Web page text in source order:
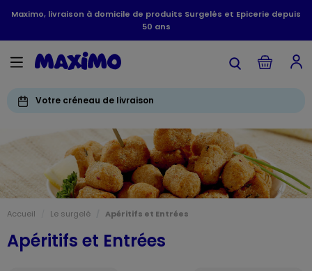
Maximo, livraison à domicile de produits Surgelés et Epicerie depuis
50 ans
Votre créneau de livraison
Accueil Le surgelé Apéritifs et Entrées
Apéritifs et Entrées